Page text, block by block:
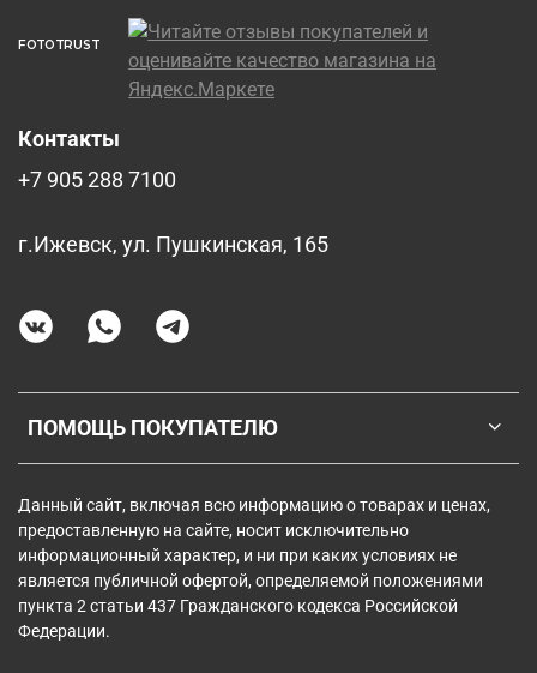
FOTOTRUST
ПОМОЩЬ ПОКУПАТЕЛЮ
Контакты
+7 905 288 7100
г.Ижевск, ул. Пушкинская, 165
Данный сайт, включая всю информацию о товарах и ценах,
предоставленную на сайте, носит исключительно
информационный характер, и ни при каких условиях не
является публичной офертой, определяемой положениями
пункта 2 статьи 437 Гражданского кодекса Российской
Федерации.